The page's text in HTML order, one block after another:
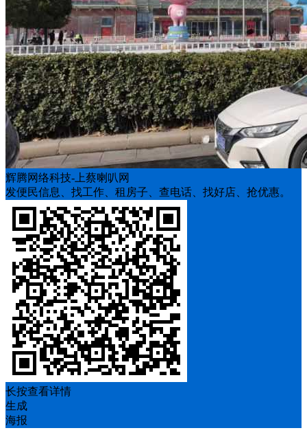
辉腾网络科技-上蔡喇叭网
发便民信息、找工作、租房子、查电话、找好店、抢优惠。
长按查看详情
生成
海报